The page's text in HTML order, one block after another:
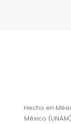
Hecho en
México